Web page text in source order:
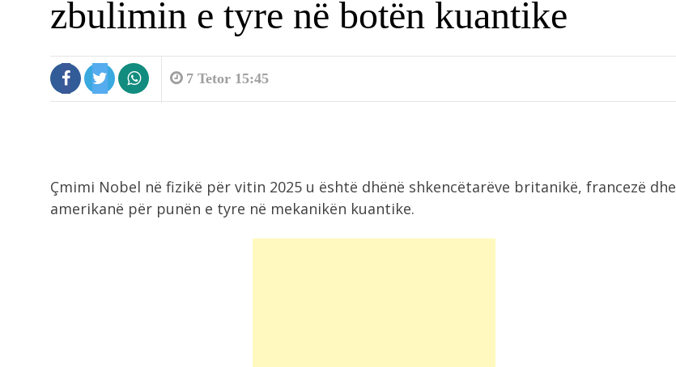
zbulimin e tyre në botën kuantike
7 Tetor 15:45
Çmimi Nobel në fizikë për vitin 2025 u është dhënë shkencëtarëve britanikë, francezë dhe
amerikanë për punën e tyre në mekanikën kuantike.